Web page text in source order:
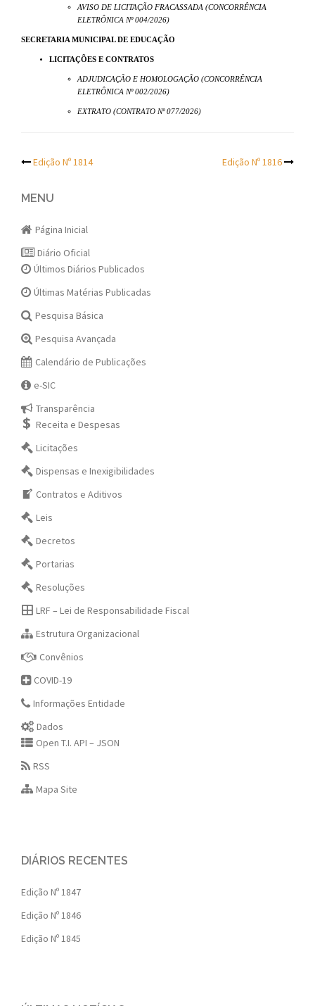
AVISO DE LICITAÇÃO FRACASSADA (CONCORRÊNCIA
ELETRÔNICA Nº 004/2026)
SECRETARIA MUNICIPAL DE EDUCAÇÃO
LICITAÇÕES E CONTRATOS
ADJUDICAÇÃO E HOMOLOGAÇÃO (CONCORRÊNCIA
ELETRÔNICA Nº 002/2026)
EXTRATO (CONTRATO Nº 077/2026)
Post
navigation
Edição Nº 1814 Edição Nº 1816
MENU
Página Inicial
Diário Oficial
Últimos Diários Publicados
Últimas Matérias Publicadas
Pesquisa Básica
Pesquisa Avançada
Calendário de Publicações
e-SIC
Transparência
Receita e Despesas
Licitações
Dispensas e Inexigibilidades
Contratos e Aditivos
Leis
Decretos
Portarias
Resoluções
LRF – Lei de Responsabilidade Fiscal
Estrutura Organizacional
Convênios
COVID-19
Informações Entidade
Dados
Open T.I. API – JSON
RSS
Mapa Site
DIÁRIOS RECENTES
Edição Nº 1847
Edição Nº 1846
Edição Nº 1845